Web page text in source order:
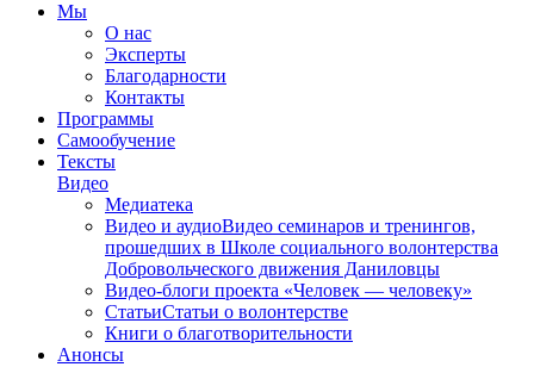
Мы
О нас
Эксперты
Благодарности
Контакты
Программы
Самообучение
Тексты
Видео
Медиатека
Видео и аудиоВидео семинаров и тренингов,
прошедших в Школе социального волонтерства
Добровольческого движения Даниловцы
Видео-блоги проекта «Человек — человеку»
СтатьиСтатьи о волонтерстве
Книги о благотворительности
Анонсы